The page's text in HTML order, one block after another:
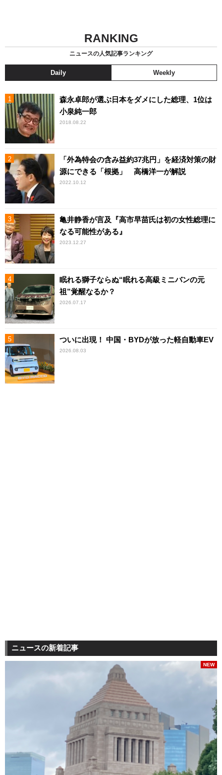
RANKING
ニュースの人気記事ランキング
Daily Weekly
森永卓郎が選ぶ日本をダメにした総理、1位は
小泉純一郎
2018.08.22
「外為特会の含み益約37兆円」を経済対策の財
源にできる「根拠」 高橋洋一が解説
2022.10.12
亀井静香が言及『高市早苗氏は初の女性総理に
なる可能性がある』
2023.12.27
眠れる獅子ならぬ“眠れる高級ミニバンの元
祖”覚醒なるか？
2026.07.17
ついに出現！ 中国・BYDが放った軽自動車EV
2026.08.03
ニュースの新着記事
NEW